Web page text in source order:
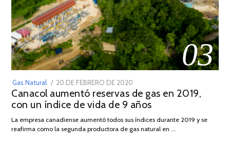
03
Gas Natural
POSTED
ON
20 DE FEBRERO DE 2020
DE
JULIO
2025
Canacol aumentó reservas de gas en 2019,
con un índice de vida de 9 años
La empresa canadiense aumentó todos sus índices durante 2019 y se
reafirma como la segunda productora de gas natural en …